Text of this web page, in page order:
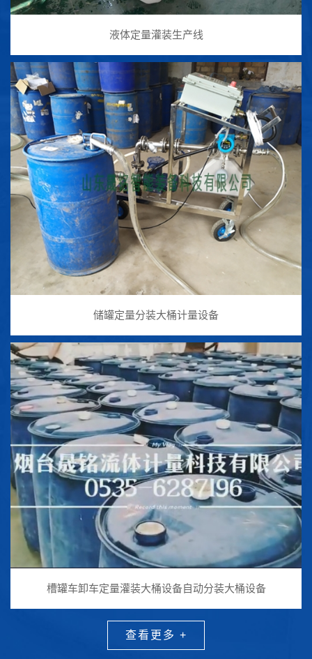
液体定量灌装生产线
储罐定量分装大桶计量设备
槽罐车卸车定量灌装大桶设备自动分装大桶设备
查看更多 +